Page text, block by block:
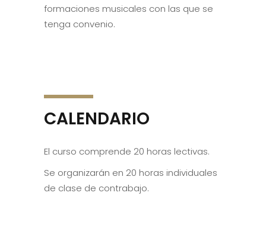
formaciones musicales con las que se
tenga convenio.
CALENDARIO
El curso comprende 20 horas lectivas.
Se organizarán en 20 horas individuales
de clase de contrabajo.